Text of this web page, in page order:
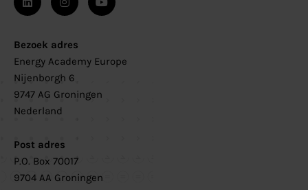
Bezoek adres
Energy Academy Europe
Nijenborgh 6
9747 AG Groningen
Nederland
Post adres
P.O. Box 70017
9704 AA Groningen